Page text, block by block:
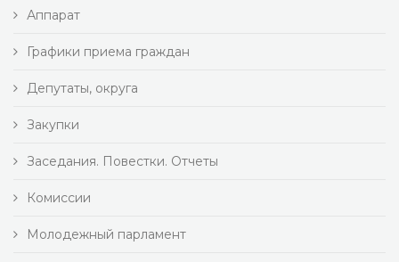
Аппарат
Графики приема граждан
Депутаты, округа
Закупки
Заседания. Повестки. Отчеты
Комиссии
Молодежный парламент